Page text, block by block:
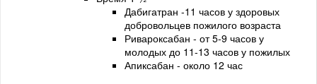
Дабигатран -11 часов у здоровых
добровольцев пожилого возраста
Ривароксабан - от 5-9 часов у
молодых до 11-13 часов у пожилых
Апиксабан - около 12 час